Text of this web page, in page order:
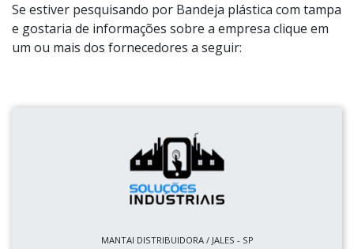
Se estiver pesquisando por Bandeja plástica com tampa
e gostaria de informações sobre a empresa clique em
um ou mais dos fornecedores a seguir:
MANTAI DISTRIBUIDORA / JALES - SP